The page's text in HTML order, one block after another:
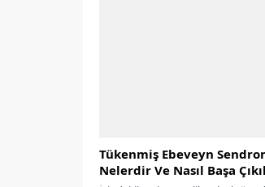
Tükenmiş Ebeveyn
Nelerdir Ve Nasıl Başa